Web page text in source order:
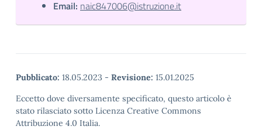
Email: naic847006@istruzione.it
Pubblicato: 18.05.2023 - Revisione: 15.01.2025
Eccetto dove diversamente specificato, questo articolo è
stato rilasciato sotto Licenza Creative Commons
Attribuzione 4.0 Italia.